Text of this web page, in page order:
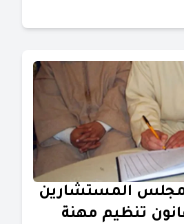
المستشارين
تنظيم مهنة